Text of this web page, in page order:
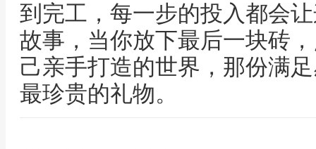
到完工，每一步的投入都会
故事，当你放下最后一块砖
己亲手打造的世界，那份满
最珍贵的礼物。